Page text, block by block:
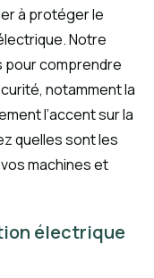
à protéger le
Notre
comprendre
notamment la
l’accent sur la
quelles sont les
machines et
électrique